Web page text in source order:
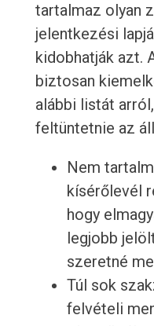
tartalmaz olyan
jelentkezési
kidobhatják azt.
biztosan
alábbi listát
feltüntetnie az
Nem
kísérőlevél
hogy
legjobb
szeretné
Túl sok
felvételi